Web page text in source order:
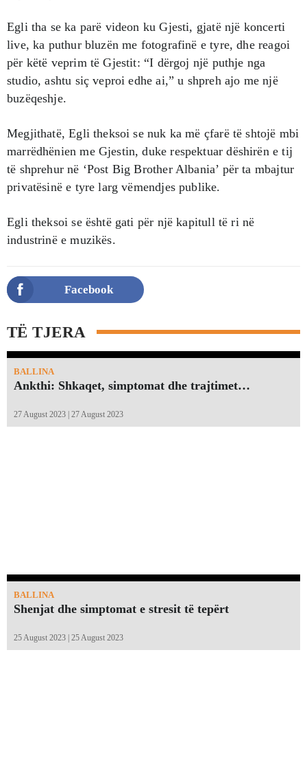
Egli tha se ka parë videon ku Gjesti, gjatë një koncerti
live, ka puthur bluzën me fotografinë e tyre, dhe reagoi
për këtë veprim të Gjestit: “I dërgoj një puthje nga
studio, ashtu siç veproi edhe ai,” u shpreh ajo me një
buzëqeshje.
Megjithatë, Egli theksoi se nuk ka më çfarë të shtojë mbi
marrëdhënien me Gjestin, duke respektuar dëshirën e tij
të shprehur në ‘Post Big Brother Albania’ për ta mbajtur
privatësinë e tyre larg vëmendjes publike.
Egli theksoi se është gati për një kapitull të ri në
industrinë e muzikës.
Facebook
TË TJERA
BALLINA
Ankthi: Shkaqet, simptomat dhe trajtimet…
27 August 2023 | 27 August 2023
BALLINA
Shenjat dhe simptomat e stresit të tepërt
25 August 2023 | 25 August 2023